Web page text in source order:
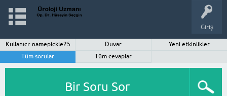
Giriş
Kullanıcı: namepickle25 Duvar
Yeni etkinlikler
Tüm sorular
Tüm cevaplar
Bir Soru Sor